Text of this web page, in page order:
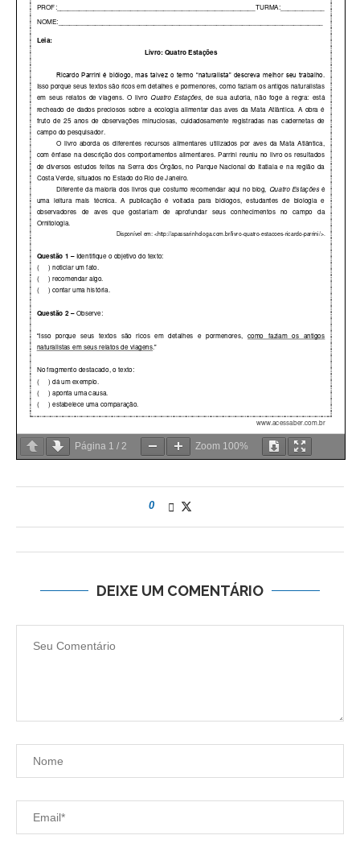
Página 1 / 2 Zoom 100%
0
DEIXE UM COMENTÁRIO